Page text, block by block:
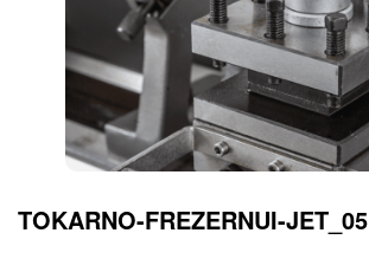
TOKARNO-FREZERNUI-JET_05